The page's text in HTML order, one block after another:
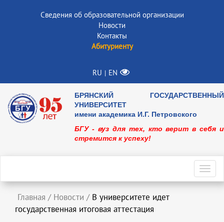
Сведения об образовательной организации
Новости
Контакты
Абитуриенту
RU | EN
БРЯНСКИЙ ГОСУДАРСТВЕННЫЙ
УНИВЕРСИТЕТ
имени академика И.Г. Петровского
БГУ - вуз для тех, кто верит в себя и
стремится к успеху!
Главная / Новости / В университете идет
государственная итоговая аттестация